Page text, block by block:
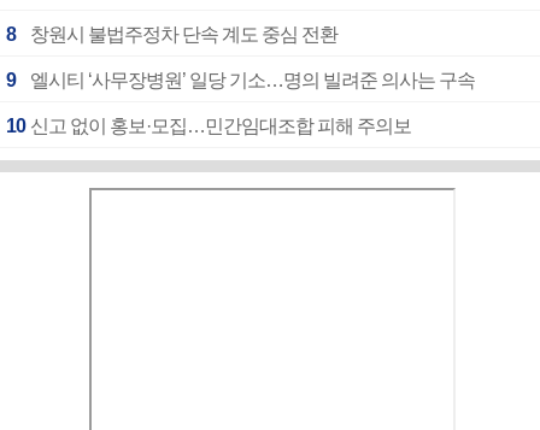
8 창원시 불법주정차 단속 계도 중심 전환
9 엘시티 ‘사무장병원’ 일당 기소…명의 빌려준 의사는 구속
10 신고 없이 홍보·모집…민간임대조합 피해 주의보